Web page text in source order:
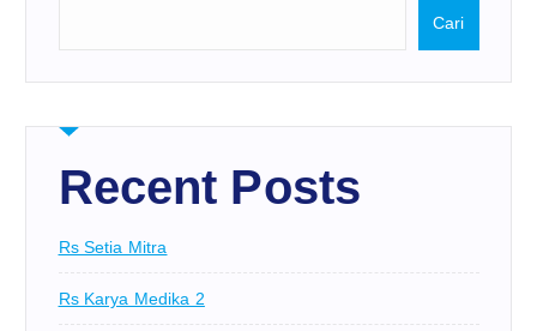
Cari
Recent Posts
Rs Setia Mitra
Rs Karya Medika 2